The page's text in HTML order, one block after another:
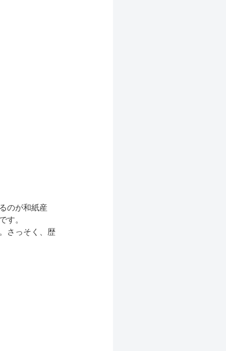
のが和紙産
す。
さっそく、歴